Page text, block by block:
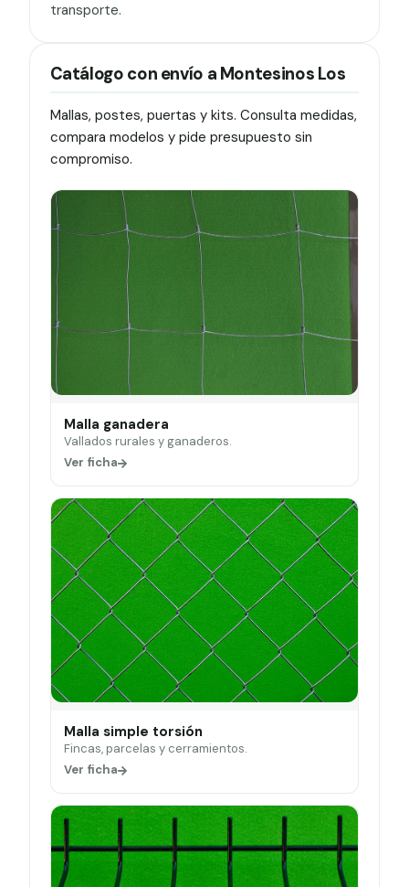
transporte.
Catálogo con envío a Montesinos Los
Mallas, postes, puertas y kits. Consulta medidas,
compara modelos y pide presupuesto sin
compromiso.
Malla ganadera
Vallados rurales y ganaderos.
Ver ficha
Malla simple torsión
Fincas, parcelas y cerramientos.
Ver ficha